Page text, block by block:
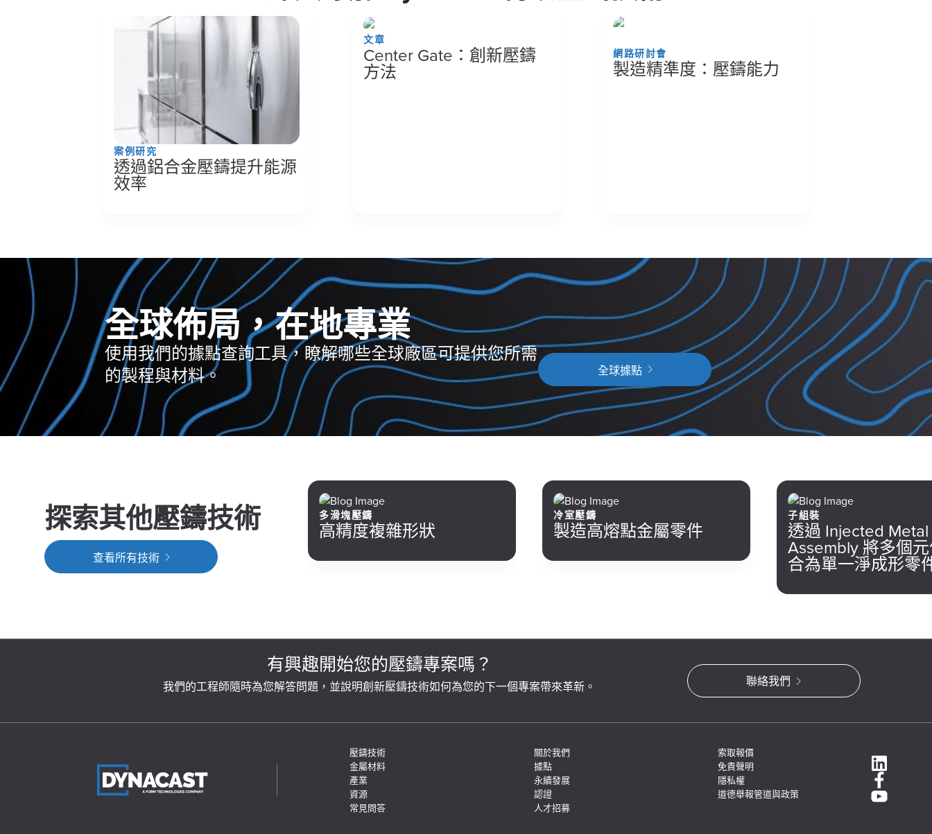
案例研究
透過鋁合金壓鑄提升能源
效率
文章
Center Gate：創新壓鑄
方法
網路研討會
製造精準度：壓鑄能力
全球佈局，在地專業
使用我們的據點查詢工具，瞭解哪些全球廠區可提供您所需
的製程與材料。
全球據點
探索其他壓鑄技術
查看所有技術
多滑塊壓鑄
高精度複雜形狀
冷室壓鑄
製造高熔點金屬零件
子組裝
透過 Injected Metal
Assembly 將多個
合為單一淨成形零
有興趣開始您的壓鑄專案嗎？
我們的工程師隨時為您解答問題，並說明創新壓鑄技術如何為您的下一個專案帶來革新。 聯絡我們
壓鑄技術
金屬材料
產業
資源
常見問答
關於我們
據點
永續發展
認證
人才招募
索取報價
免責聲明
隱私權
道德舉報管道與政策